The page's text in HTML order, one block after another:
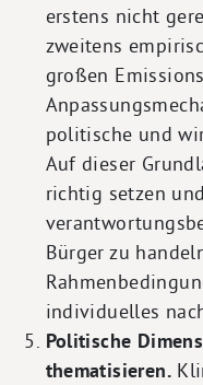
erstens nicht
zweitens
großen
politische und
Auf dieser
richtig setzen
Bürger zu
individuelles
Politische
thematisieren.